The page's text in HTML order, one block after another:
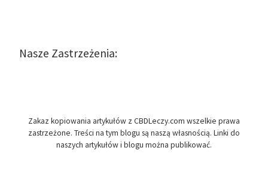
Nasze Zastrzeżenia:
Zakaz kopiowania artykułów z CBDLeczy.com wszelkie prawa
zastrzeżone. Treści na tym blogu są naszą własnością. Linki do
naszych artykułów i blogu można publikować.